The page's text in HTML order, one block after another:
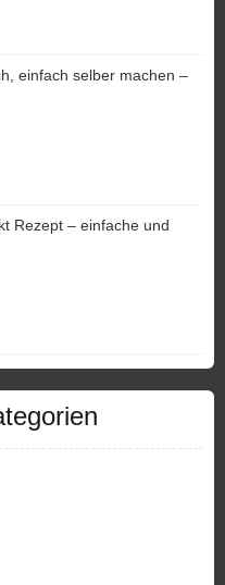
einfach selber machen –
Rezept – einfache und